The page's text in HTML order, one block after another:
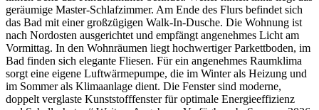
geräumige Master-Schlafzimmer. Am Ende des Flurs befindet sich
das Bad mit einer großzügigen Walk-In-Dusche. Die Wohnung ist
nach Nordosten ausgerichtet und empfängt angenehmes Licht am
Vormittag. In den Wohnräumen liegt hochwertiger Parkettboden, im
Bad finden sich elegante Fliesen. Für ein angenehmes Raumklima
sorgt eine eigene Luftwärmepumpe, die im Winter als Heizung und
im Sommer als Klimaanlage dient. Die Fenster sind moderne,
doppelt verglaste Kunststofffenster für optimale Energieeffizienz